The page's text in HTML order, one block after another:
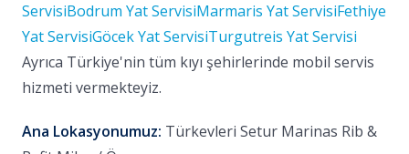
ServisiBodrum Yat ServisiMarmaris Yat ServisiFethiye
Yat ServisiGöcek Yat ServisiTurgutreis Yat Servisi
Ayrıca Türkiye'nin tüm kıyı şehirlerinde mobil servis
hizmeti vermekteyiz.
Ana Lokasyonumuz: Türkevleri Setur Marinas Rib &